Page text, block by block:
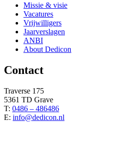
Missie & visie
Vacatures
Vrijwilligers
Jaarverslagen
ANBI
About Dedicon
Contact
Traverse 175
5361 TD Grave
T: 0486 – 486486
E: info@dedicon.nl